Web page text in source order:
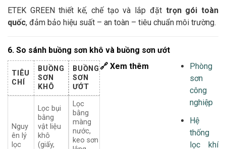
ETEK GREEN thiết kế, chế tạo và lắp đặt trọn gói toàn
quốc, đảm bảo hiệu suất – an toàn – tiêu chuẩn môi trường.
6. So sánh buồng sơn khô và buồng sơn ướt
TIÊU
CHÍ
BUỒNG
SƠN
KHÔ
BUỒNG
SƠN
ƯỚT
Nguy
ên lý
lọc
Lọc bụi
bằng
vật liệu
khô
(giấy,
Lọc
bằng
màng
nước,
keo sơn
🔗 Xem thêm
Phòng
sơn
công
nghiệp
Hệ
thống
lọc khí